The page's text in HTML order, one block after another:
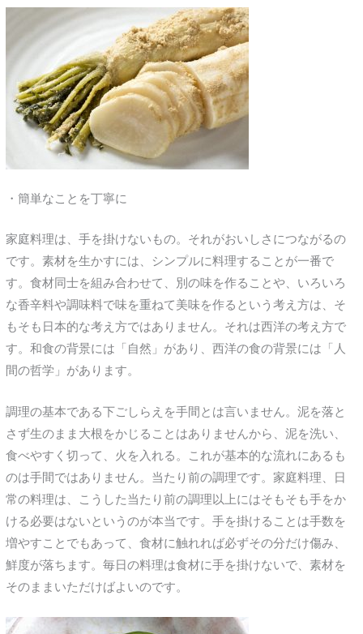
・簡単なことを丁寧に
家庭料理は、手を掛けないもの。それがおいしさにつながるの
です。素材を生かすには、シンプルに料理することが一番で
す。食材同士を組み合わせて、別の味を作ることや、いろいろ
な香辛料や調味料で味を重ねて美味を作るという考え方は、そ
もそも日本的な考え方ではありません。それは西洋の考え方で
す。和食の背景には「自然」があり、西洋の食の背景には「人
間の哲学」があります。
調理の基本である下ごしらえを手間とは言いません。泥を落と
さず生のまま大根をかじることはありませんから、泥を洗い、
食べやすく切って、火を入れる。これが基本的な流れにあるも
のは手間ではありません。当たり前の調理です。家庭料理、日
常の料理は、こうした当たり前の調理以上にはそもそも手をか
ける必要はないというのが本当です。手を掛けることは手数を
増やすことでもあって、食材に触れれば必ずその分だけ傷み、
鮮度が落ちます。毎日の料理は食材に手を掛けないで、素材を
そのままいただけばよいのです。